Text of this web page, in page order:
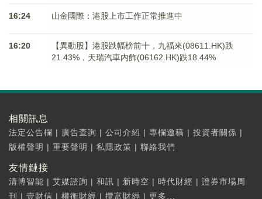
16:24 山金國際：港股上市工作正常推進中
16:20
【異動股】港股跌幅榜前十，九福來(08611.HK)跌
21.43%，天瑞汽車内飾(06162.HK)跌18.44%
相關訊息
法定公告欄 | 廣告查詢 | 公司介紹 | 專欄邀稿 | 投資者關係 |
版權聲明 | 重要聲明 | 私隱政策 | 聯絡我們
友情鏈接
清博智能 | 艾媒諮詢 | 和訊 | 新時空 | 時代財經 | 證券市場周
刊
| 壹財信 | 權衡財經 | 攬富財經 | 更多...